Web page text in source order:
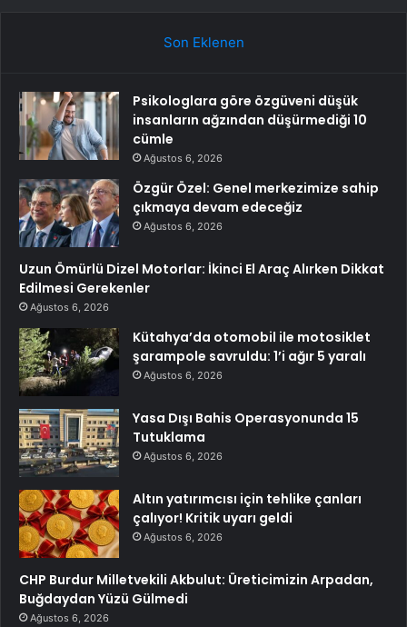
Son Eklenen
Psikologlara göre özgüveni düşük
insanların ağzından düşürmediği 10
cümle
Ağustos 6, 2026
Özgür Özel: Genel merkezimize sahip
çıkmaya devam edeceğiz
Ağustos 6, 2026
Uzun Ömürlü Dizel Motorlar: İkinci El Araç Alırken Dikkat
Edilmesi Gerekenler
Ağustos 6, 2026
Kütahya’da otomobil ile motosiklet
şarampole savruldu: 1’i ağır 5 yaralı
Ağustos 6, 2026
Yasa Dışı Bahis Operasyonunda 15
Tutuklama
Ağustos 6, 2026
Altın yatırımcısı için tehlike çanları
çalıyor! Kritik uyarı geldi
Ağustos 6, 2026
CHP Burdur Milletvekili Akbulut: Üreticimizin Arpadan,
Buğdaydan Yüzü Gülmedi
Ağustos 6, 2026